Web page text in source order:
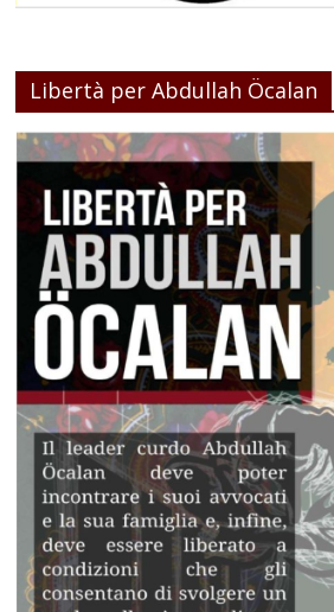
Libertà per Abdullah Öcalan